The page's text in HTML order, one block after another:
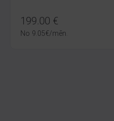
199.00 €
No 9.05€/mēn.